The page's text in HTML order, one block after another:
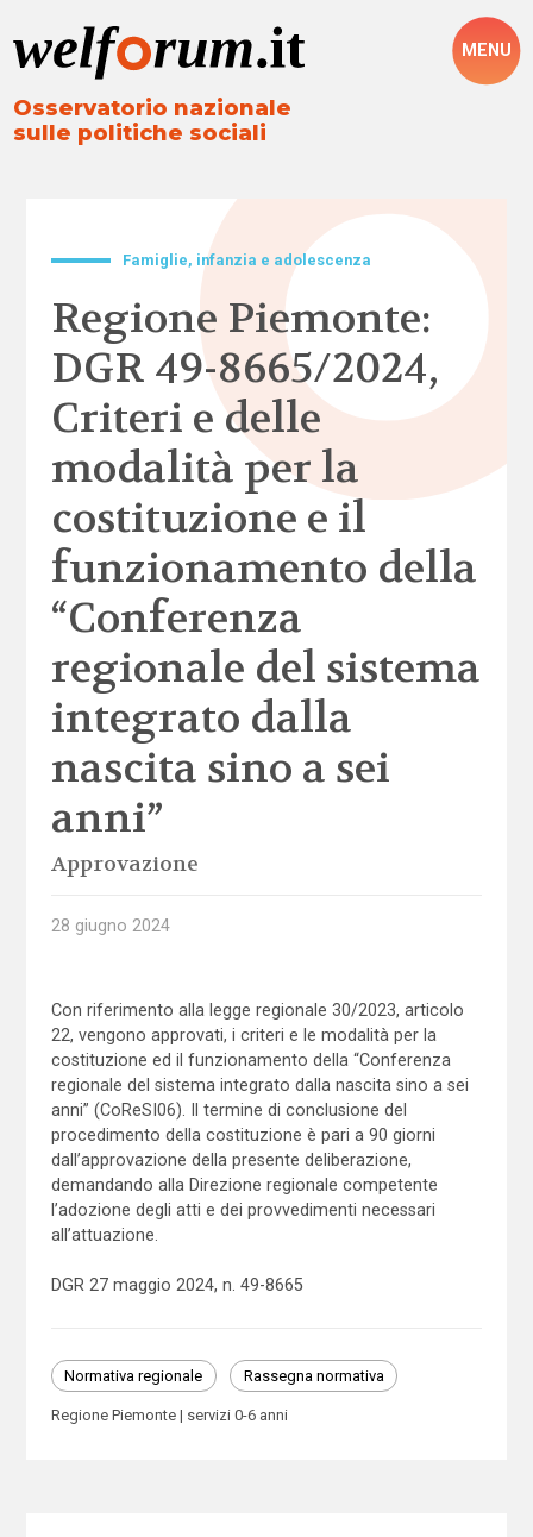
Osservatorio nazionale
sulle politiche sociali
MENU
Famiglie, infanzia e adolescenza
Regione Piemonte:
DGR 49-8665/2024,
Criteri e delle
modalità per la
costituzione e il
funzionamento della
“Conferenza
regionale del sistema
integrato dalla
nascita sino a sei
anni”
Approvazione
28 giugno 2024
Con riferimento alla legge regionale 30/2023, articolo
22, vengono approvati, i criteri e le modalità per la
costituzione ed il funzionamento della “Conferenza
regionale del sistema integrato dalla nascita sino a sei
anni” (CoReSI06). Il termine di conclusione del
procedimento della costituzione è pari a 90 giorni
dall’approvazione della presente deliberazione,
demandando alla Direzione regionale competente
l’adozione degli atti e dei provvedimenti necessari
all’attuazione.
DGR 27 maggio 2024, n. 49-8665
Normativa regionale Rassegna normativa
Regione Piemonte servizi 0-6 anni